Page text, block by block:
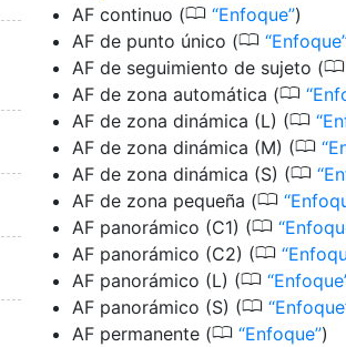
AF continuo (0 Enfoque )
AF de punto único (0 Enfoque
AF de seguimiento de sujeto (0
AF de zona automática (0
AF de zona dinámica (L) (0
AF de zona dinámica (M) (0
AF de zona dinámica (S) (0
AF de zona pequeña (0
AF panorámico (C1) (0
AF panorámico (C2) (0
AF panorámico (L) (0 Enfoque
AF panorámico (S) (0 Enfoque
AF permanente (0 Enfoque )